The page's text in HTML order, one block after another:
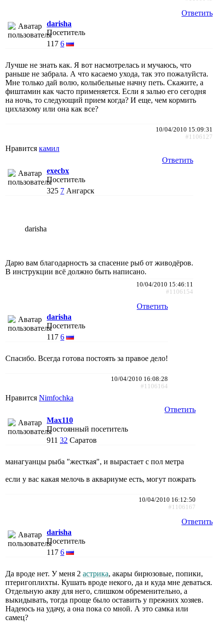
Ответить
darisha
Посетитель
117 6
Лучше не знать как. Я вот насмотрелась и мучаюсь, что
раньше не забрала. А что касаемо ухода, так это пожалуйста.
Мне только дай волю, колыбельные начну петь. Скажите, а
фиштамин как часто применяется. Если я залью его сегодня
на ночь, то следующий прием когда? И еще, чем кормить
цихлазому или она как все?
10/04/2010 15:09:31
#1106127
Нравится камил
Ответить
execbx
Посетитель
325 7 Ангарск
darisha
Дарю вам благодарность за спасение рыб от живодёров.
В инструкции всё должно быть написано.
10/04/2010 15:46:11
#1106154
Ответить
darisha
Посетитель
117 6
Спасибо. Всегда готова постоять за правое дело!
10/04/2010 16:08:28
#1106164
Нравится Nimfochka
Ответить
Max110
Постоянный посетитель
911 32 Саратов
манагуанцы рыба "жесткая", и вырастает с пол метра
если у вас какая мелочь в аквариуме есть, могут пожрать
10/04/2010 16:12:50
#1106167
Ответить
darisha
Посетитель
117 6
Да вроде нет. У меня 2 астрика, акары бирюзовые, попики,
птеригоплихты. Кушать вроде некого, да и куда мне деваться.
Отдельную акву для него, слишком обременительно, а
выкидывать, тогда проще было оставить у прежних хозяев.
Надеюсь на удачу, а она пока со мной. А это самка или
самец?